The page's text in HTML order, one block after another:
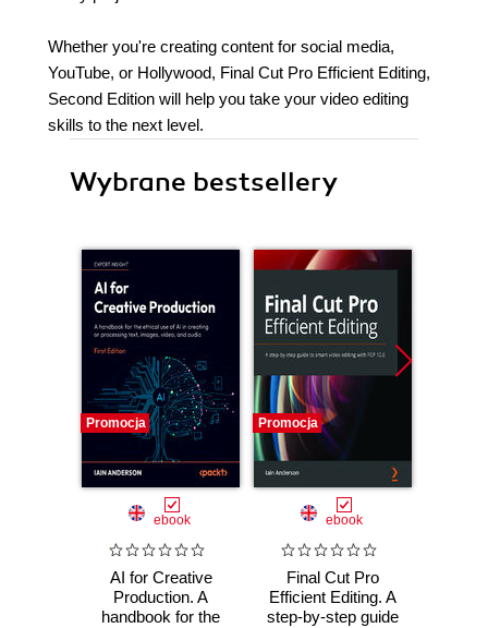
Whether you're creating content for social media,
YouTube, or Hollywood, Final Cut Pro Efficient Editing,
Second Edition will help you take your video editing
skills to the next level.
Wybrane bestsellery
Promocja
ebook
AI for Creative
Production. A
handbook for the
Promocja
ebook
Final Cut Pro
Efficient Editing. A
step-by-step guide